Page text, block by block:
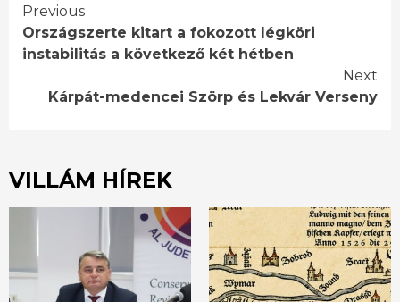
Continue
Reading
Previous
Országszerte kitart a fokozott légköri
instabilitás a következő két hétben
Next
Kárpát-medencei Szörp és Lekvár Verseny
VILLÁM HÍREK